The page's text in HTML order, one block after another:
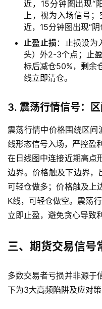
国
内
期
货
国
际
期
货
资
近，15分钟图出现“
上，视为入场信号
近，15分钟图出现“阴
止盈止损 ：止损设为
头）外2-3个点；止
标后减仓50%，剩余
线立即清仓。
3. 震荡行情信号：
震荡行情中价格围绕区
线形态信号入场，严控盈
在日线图中连接近期高点
边界。价格触及下边界，
可轻仓做多；价格触及上
K线，可轻仓做空。震荡
立即止盈，避免贪心导致
三、期货交易信号
多数交易者亏损并非源于
下为3大高频陷阱及应对